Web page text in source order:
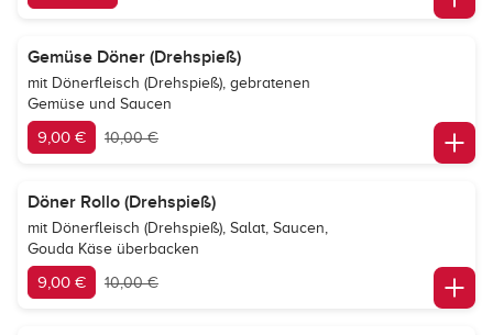
Gemüse Döner (Drehspieß)
mit Dönerfleisch (Drehspieß), gebratenen
Gemüse und Saucen
9,00 € 10,00 €
Döner Rollo (Drehspieß)
mit Dönerfleisch (Drehspieß), Salat, Saucen,
Gouda Käse überbacken
9,00 € 10,00 €